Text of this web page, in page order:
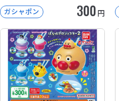
ガシャポン 300円